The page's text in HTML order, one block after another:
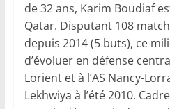
de 32 ans, Karim Boudiaf
Qatar. Disputant 108
depuis 2014 (5 buts), ce
d’évoluer en défense
Lorient et à l’AS Nancy-
Lekhwiya à l’été 2010.